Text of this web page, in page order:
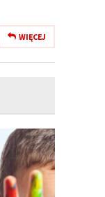
WIĘCEJ